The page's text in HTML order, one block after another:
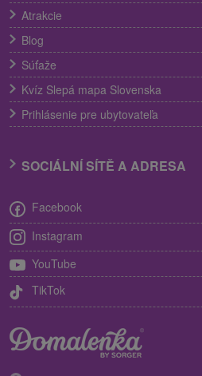
Atrakcie
Blog
Súťaže
Kvíz Slepá mapa Slovenska
Prihlásenie pre ubytovateľa
SOCIÁLNÍ SÍTĚ A ADRESA
Facebook
Instagram
YouTube
TikTok